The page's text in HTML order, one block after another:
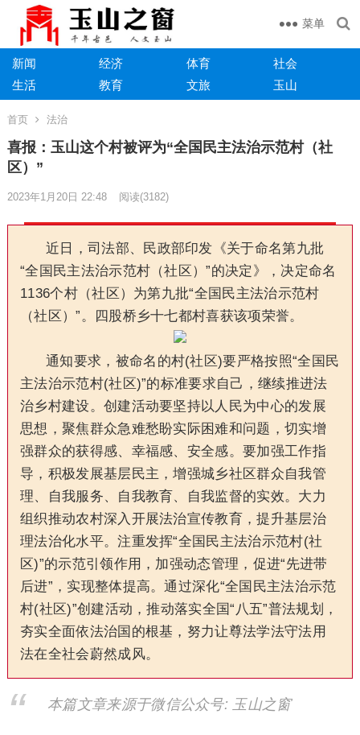
菜单
新闻 经济 体育
社会
生活
教育 文旅 玉山
首页 法治
喜报：玉山这个村被评为“全国民主法治示范村（社
区）”
2023年1月20日 22:48 阅读(3182)
近日，司法部、民政部印发《关于命名第九批
“全国民主法治示范村（社区）”的决定》，决定命名
1136个村（社区）为第九批“全国民主法治示范村
（社区）”。四股桥乡十七都村喜获该项荣誉。
通知要求，被命名的村(社区)要严格按照“全国民
主法治示范村(社区)”的标准要求自己，继续推进法
治乡村建设。创建活动要坚持以人民为中心的发展
思想，聚焦群众急难愁盼实际困难和问题，切实增
强群众的获得感、幸福感、安全感。要加强工作指
导，积极发展基层民主，增强城乡社区群众自我管
理、自我服务、自我教育、自我监督的实效。大力
组织推动农村深入开展法治宣传教育，提升基层治
理法治化水平。注重发挥“全国民主法治示范村(社
区)”的示范引领作用，加强动态管理，促进“先进带
后进”，实现整体提高。通过深化“全国民主法治示范
村(社区)”创建活动，推动落实全国“八五”普法规划，
夯实全面依法治国的根基，努力让尊法学法守法用
法在全社会蔚然成风。
本篇文章来源于微信公众号: 玉山之窗